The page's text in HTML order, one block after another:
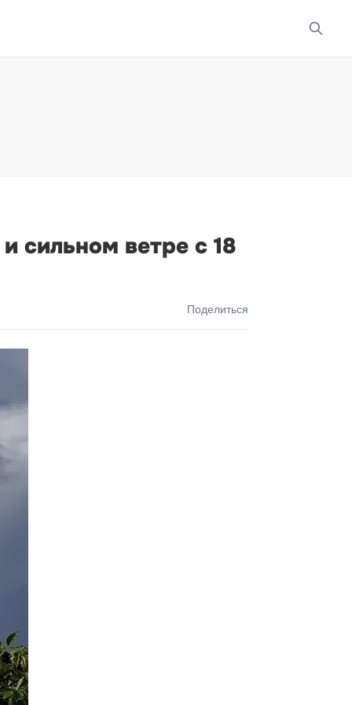
сильном ветре с 18
Поделиться